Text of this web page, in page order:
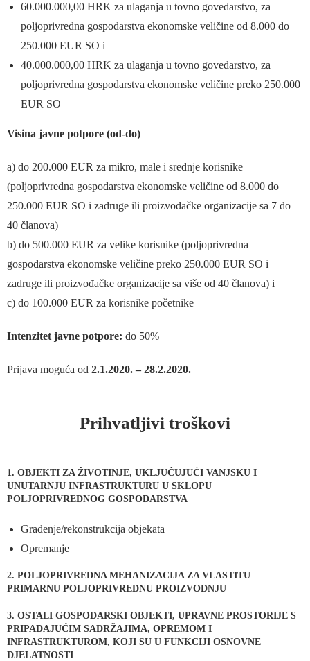
60.000.000,00 HRK za ulaganja u tovno govedarstvo, za
poljoprivredna gospodarstva ekonomske veličine od 8.000 do
250.000 EUR SO i
40.000.000,00 HRK za ulaganja u tovno govedarstvo, za
poljoprivredna gospodarstva ekonomske veličine preko 250.000
EUR SO
Visina javne potpore (od-do)
a) do 200.000 EUR za mikro, male i srednje korisnike
(poljoprivredna gospodarstva ekonomske veličine od 8.000 do
250.000 EUR SO i zadruge ili proizvođačke organizacije sa 7 do
40 članova)
b) do 500.000 EUR za velike korisnike (poljoprivredna
gospodarstva ekonomske veličine preko 250.000 EUR SO i
zadruge ili proizvođačke organizacije sa više od 40 članova) i
c) do 100.000 EUR za korisnike početnike
Intenzitet javne potpore: do 50%
Prijava moguća od 2.1.2020. – 28.2.2020.
Prihvatljivi troškovi
1. OBJEKTI ZA ŽIVOTINJE, UKLJUČUJUĆI VANJSKU I
UNUTARNJU INFRASTRUKTURU U SKLOPU
POLJOPRIVREDNOG GOSPODARSTVA
Građenje/rekonstrukcija objekata
Opremanje
2. POLJOPRIVREDNA MEHANIZACIJA ZA VLASTITU
PRIMARNU POLJOPRIVREDNU PROIZVODNJU
3. OSTALI GOSPODARSKI OBJEKTI, UPRAVNE PROSTORIJE S
PRIPADAJUĆIM SADRŽAJIMA, OPREMOM I
INFRASTRUKTUROM, KOJI SU U FUNKCIJI OSNOVNE
DJELATNOSTI